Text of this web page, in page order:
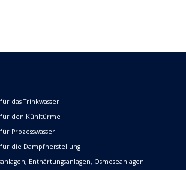
das Trinkwasser
den Kühltürme
Prozesswasser
die Dampfherstellung
Enthärtungsanlagen, Osmoseanlagen